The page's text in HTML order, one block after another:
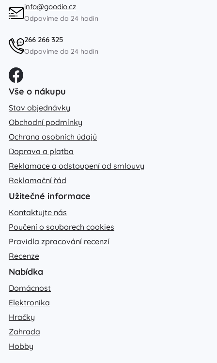
info@goodio.cz
Odpovíme do 24 hodin
266 266 325
Odpovíme do 24 hodin
Vše o nákupu
Stav objednávky
Obchodní podmínky
Ochrana osobních údajů
Doprava a platba
Reklamace a odstoupení od smlouvy
Reklamační řád
Užitečné informace
Kontaktujte nás
Poučení o souborech cookies
Pravidla zpracování recenzí
Recenze
Nabídka
Domácnost
Elektronika
Hračky
Zahrada
Hobby